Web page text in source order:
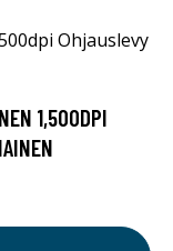
1,500DPI